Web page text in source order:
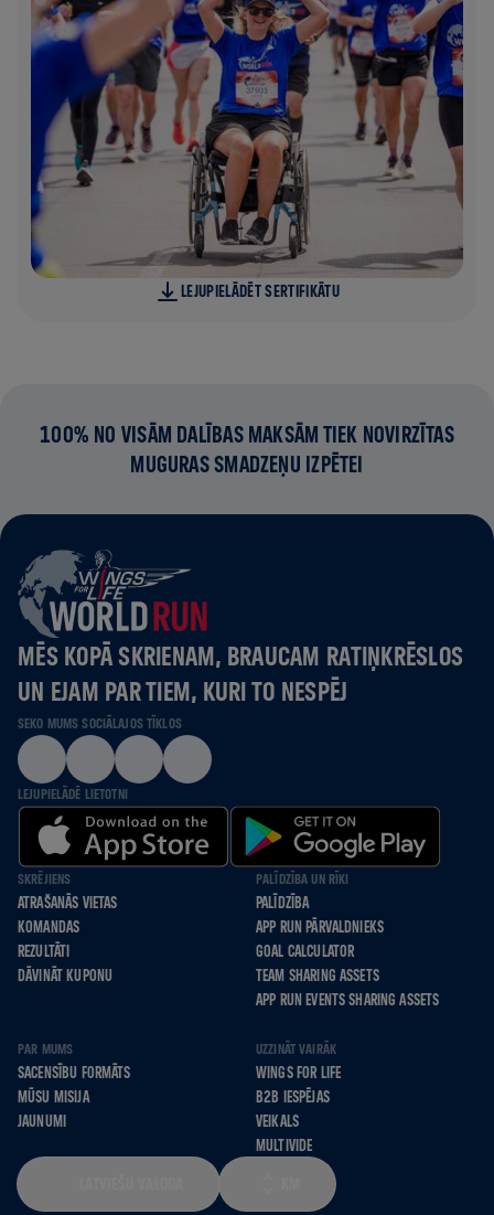
LEJUPIELĀDĒT SERTIFIKĀTU
100% NO VISĀM DALĪBAS MAKSĀM TIEK NOVIRZĪTAS
MUGURAS SMADZEŅU IZPĒTEI
MĒS KOPĀ SKRIENAM, BRAUCAM RATIŅKRĒSLOS
UN EJAM PAR TIEM, KURI TO NESPĒJ
SEKO MUMS SOCIĀLAJOS TĪKLOS
LEJUPIELĀDĒ LIETOTNI
SKRĒJIENS
ATRAŠANĀS VIETAS
KOMANDAS
REZULTĀTI
DĀVINĀT KUPONU
PALĪDZĪBA UN RĪKI
PALĪDZĪBA
APP RUN PĀRVALDNIEKS
GOAL CALCULATOR
TEAM SHARING ASSETS
APP RUN EVENTS SHARING ASSETS
PAR MUMS
SACENSĪBU FORMĀTS
MŪSU MISIJA
JAUNUMI
UZZINĀT VAIRĀK
WINGS FOR LIFE
B2B IESPĒJAS
VEIKALS
MULTIVIDE